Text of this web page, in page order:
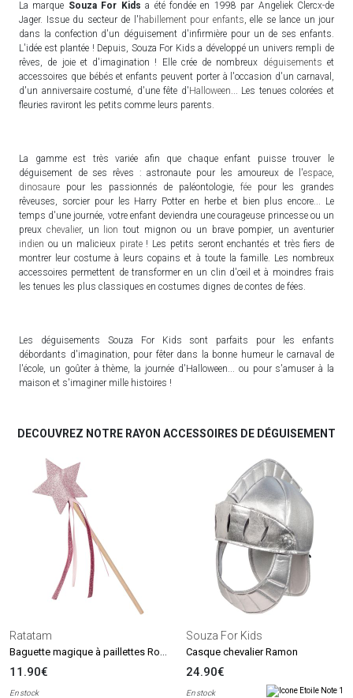
La marque Souza For Kids a été fondée en 1998 par Angeliek Clercx-de
Jager. Issue du secteur de l'habillement pour enfants , elle se lance un jour
dans la confection d'un déguisement d'infirmière pour un de ses enfants.
L'idée est plantée ! Depuis, Souza For Kids a développé un univers rempli de
rêves, de joie et d'imagination ! Elle crée de nombreux déguisements et
accessoires que bébés et enfants peuvent porter à l'occasion d'un carnaval,
d'un anniversaire costumé, d'une fête d'Halloween ... Les tenues colorées et
fleuries raviront les petits comme leurs parents.
La gamme est très variée afin que chaque enfant puisse trouver le
déguisement de ses rêves : astronaute pour les amoureux de l'espace
dinosaure pour les passionnés de paléontologie,fée pour les grandes
rêveuses, sorcier pour les Harry Potter en herbe et bien plus encore... Le
temps d'une journée, votre enfant deviendra une courageuse princesse ou un
preux chevalier, un lion tout mignon ou un brave pompier, un aventurier
indien ou un malicieux pirate! Les petits seront enchantés et très fiers de
montrer leur costume à leurs copains et à toute la famille. Les nombreux
accessoires permettent de transformer en un clin d'oeil et à moindres frais
les tenues les plus classiques en costumes dignes de contes de fées.
Les déguisements Souza For Kids sont parfaits pour les enfants
débordants d'imagination, pour fêter dans la bonne humeur le carnaval de
l'école, un goûter à thème, la journée d'Halloween... ou pour s'amuser à la
maison et s'imaginer mille histoires !
DECOUVREZ NOTRE RAYON ACCESSOIRES DE DÉGUISEMENT
Ratatam
11.90€
En stock
Souza For Kids
Casque chevalier Ramon
24.90€
En stock